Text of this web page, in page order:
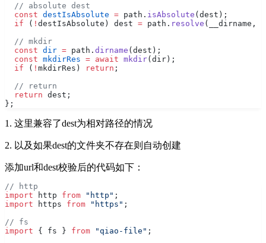
  // absolute dest
  const
destIsAbsolute = path. isAbsolute (dest);
  if
( ! destIsAbsolute) dest = path. resolve (__dirname,
  // mkdir
  const
dir = path. dirname (dest);
  const
mkdirRes = await mkdir(dir);
  if
( ! mkdirRes) return ;
  // return
  return
dest;
};
1. 这里兼容了dest为相对路径的情况
2. 以及如果dest的文件夹不存在则自动创建
添加url和dest校验后的代码如下：
// http
import http from "http" ;
import https from "https" ;
// fs
import { fs } from "qiao-file" ;